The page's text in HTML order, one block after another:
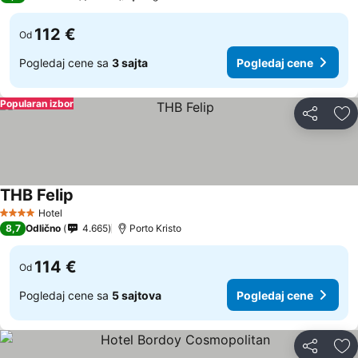
Od 112 €
Pogledaj cene sa 3 sajta Pogledaj cene
Deli
Popularan izbor
4 ZvezdiceHotel
THB Felip
8,7 Odlično 4.665 Porto Kristo
Od 114 €
Pogledaj cene sa 5 sajtova Pogledaj cene
Deli